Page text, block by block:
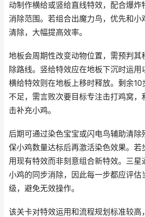
动制作横给或竖给直线特效，配合爆炸
消除范围。若组合出魔力鸟，优先和小
清除，大幅提高效率。
地板会周期性改变动物位置，需预判其
除路线。竖给特效应在地板下沉时运用
横给特效则在地板上移时释放。剩余10
不足，需言败次要目标专注击打鸡窝，
击补充小鸡。
后期可通过染色宝宝或闪电鸟辅助清除
保小鸡数量达标后再激活染色效果。若
用现有特效而非刻意组合新特效。三星
小鸡的同步消除，因此每一步都应评估
级，避免无效操作。
该关卡对特效运用和流程规划标准较高